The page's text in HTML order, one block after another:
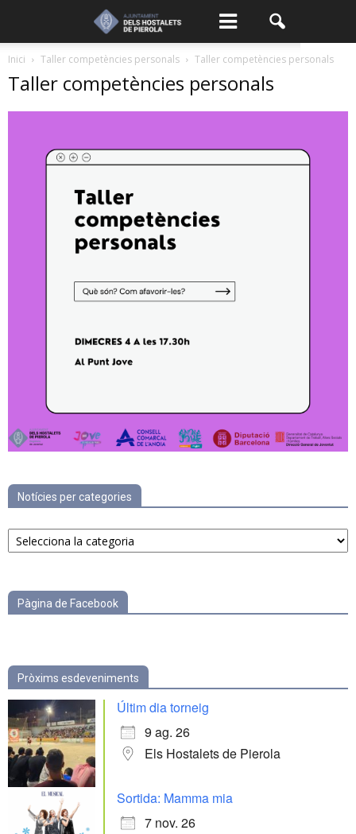
Inici Taller competències personals Taller competències personals
Taller competències personals
Notícies per categories
Notícies
per
Pàgina de Facebook
Pròxims esdeveniments
Últim dia torneig
9 ag. 26
Els Hostalets de Pierola
Sortida: Mamma mia
7 nov. 26